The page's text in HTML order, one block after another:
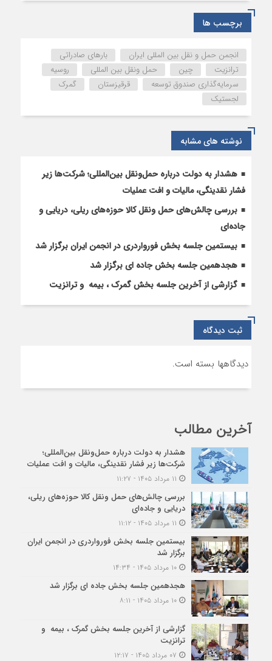
روسی-
قرقیزی
در
مرکز
لجستیک
برچسب ها
انجمن حمل و نقل بین المللی ایران
بارهای صادراتی
ترانزیت
چین حمل ونقل بین المللی
روسیه
سرمایه‌گذاری صندوق توسعه
قرقیزستان
گمرک
لجستیک
نوشته های مشابه
هشدار به دولت درباره حمل‌ونقل بین‌المللی؛ شرکت‌ها زیر
فشار نقدینگی، مالیات و افت عملیات
بررسی چالش‌های حمل ونقل کالا حوزه‌های ریلی، دریایی و
جاده‌ای
بیستمین جلسه بخش فورواردری در انجمن ایران برگزار شد
هجدهمین جلسه بخش جاده ای برگزار شد
گزارشی از آخرین جلسه بخش گمرک ، بیمه و ترانزیت
ثبت دیدگاه
دیدگاهها بسته است.
آخرین مطالب
هشدار به دولت درباره حمل‌ونقل بین‌المللی؛
شرکت‌ها زیر فشار نقدینگی، مالیات و افت عملیات
بررسی چالش‌های حمل ونقل کالا حوزه‌های ریلی،
دریایی و جاده‌ای
بیستمین جلسه بخش فورواردری در انجمن ایران
برگزار شد
۱۰ مرداد ۱۴۰۵ - ۱۴:۳۴
هجدهمین جلسه بخش جاده ای برگزار شد
۱۰ مرداد ۱۴۰۵ - ۸:۱۱
گزارشی از آخرین جلسه بخش گمرک ، بیمه و
ترانزیت